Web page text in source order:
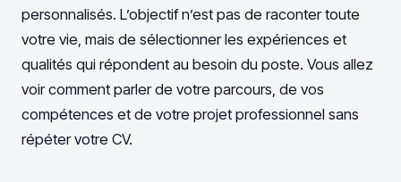
personnalisés. L’objectif n’est pas de raconter toute
votre vie, mais de sélectionner les expériences et
qualités qui répondent au besoin du poste. Vous allez
voir comment parler de votre parcours, de vos
compétences et de votre projet professionnel sans
répéter votre CV.